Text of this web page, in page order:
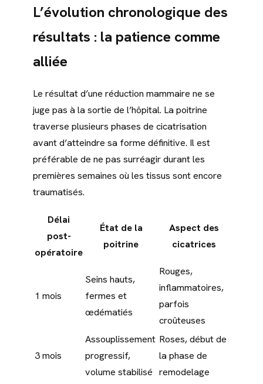
L’évolution chronologique des
résultats : la patience comme
alliée
Le résultat d’une réduction mammaire ne se
juge pas à la sortie de l’hôpital. La poitrine
traverse plusieurs phases de cicatrisation
avant d’atteindre sa forme définitive. Il est
préférable de ne pas surréagir durant les
premières semaines où les tissus sont encore
traumatisés.
Délai
post-
opératoire
État de la
poitrine
Aspect des
cicatrices
1 mois
Seins hauts,
fermes et
œdématiés
Rouges,
inflammatoires,
parfois
croûteuses
3 mois
Assouplissement
progressif,
volume stabilisé
Roses, début de
la phase de
remodelage